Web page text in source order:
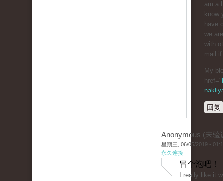
am a
know
have
we
with
mail
My
href="
回复
Anonymous (未验
星期三, 06/05/2019 -
永久连接
冒个泡吧！
I really like it